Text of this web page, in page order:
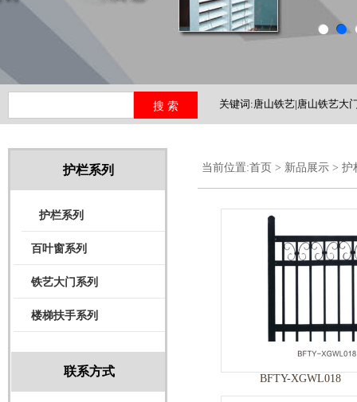
关键词:唐山铁艺|唐山铁艺大
当前位置:首页 > 新品展示 > 护
BFTY-XGWL018
护栏系列
护栏系列
百叶窗系列
铁艺大门系列
楼梯扶手系列
联系方式